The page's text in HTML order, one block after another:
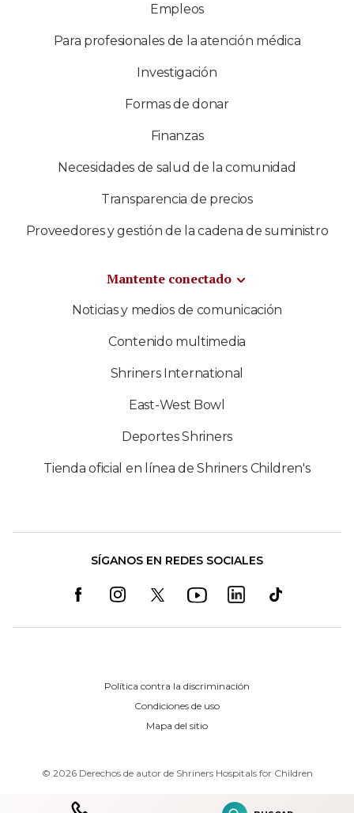
Empleos
Para profesionales de la atención médica
Investigación
Formas de donar
Finanzas
Necesidades de salud de la comunidad
Transparencia de precios
Proveedores y gestión de la cadena de suministro
Mantente conectado
Noticias y medios de comunicación
Contenido multimedia
Shriners International
East-West Bowl
Deportes Shriners
Tienda oficial en línea de Shriners Children's
SÍGANOS EN REDES SOCIALES
Política contra la discriminación
Condiciones de uso
Mapa del sitio
© 2026 Derechos de autor de Shriners Hospitals for Children